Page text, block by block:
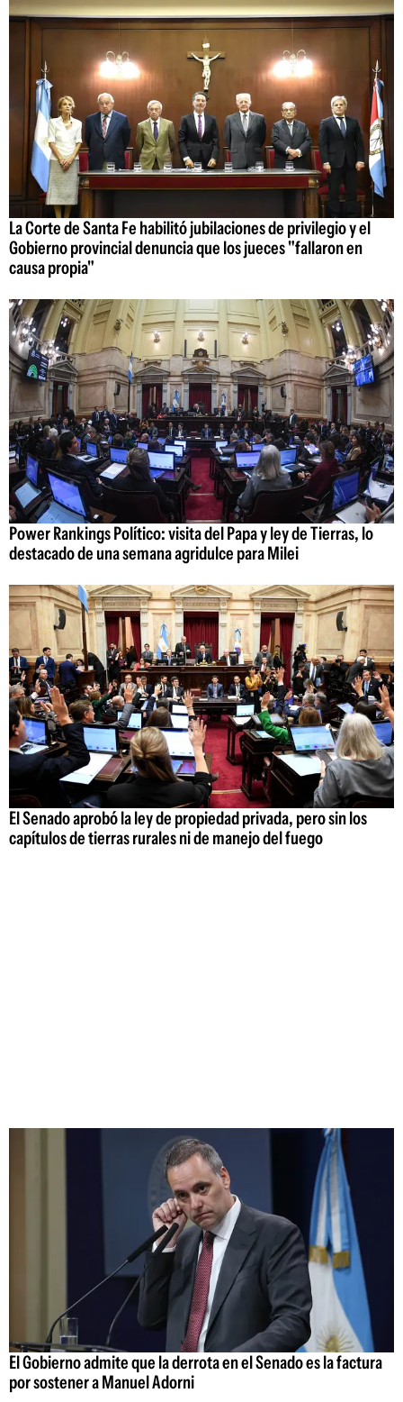
La Corte de Santa Fe habilitó jubilaciones de privilegio y el
Gobierno provincial denuncia que los jueces "fallaron en
causa propia"
Power Rankings Político: visita del Papa y ley de Tierras, lo
destacado de una semana agridulce para Milei
El Senado aprobó la ley de propiedad privada, pero sin los
capítulos de tierras rurales ni de manejo del fuego
El Gobierno admite que la derrota en el Senado es la factura
por sostener a Manuel Adorni